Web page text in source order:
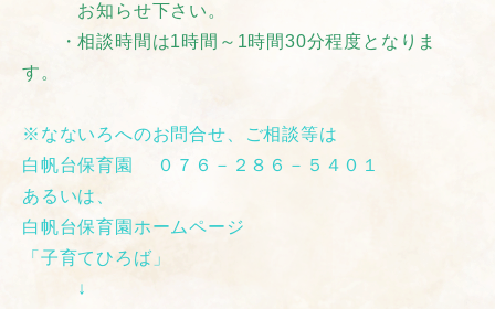
お知らせ下さい。
・相談時間は1時間～1時間30分程度となりま
す。
※なないろへのお問合せ、ご相談等は
白帆台保育園 ０７６－２８６－５４０１
あるいは、
白帆台保育園ホームページ
「子育てひろば」
↓